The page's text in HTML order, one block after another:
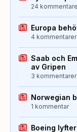
24
Europa
4 kommentarer
Saab och
av Gripen
3 kommentarer
Norwegian
1 kommentar
Boeing